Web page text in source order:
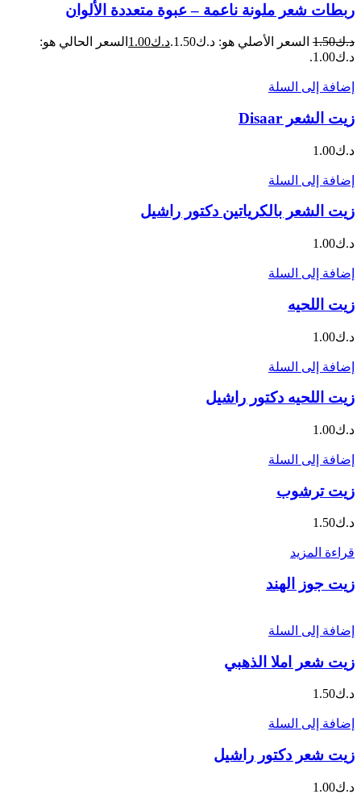
ربطات شعر ملونة ناعمة – عبوة متعددة الألوان
د.ك1.50 السعر الأصلي هو: د.ك1.50. د.ك1.00 السعر الحالي هو:
د.ك1.00.
إضافة إلى السلة
زيت الشعر Disaar
د.ك1.00
إضافة إلى السلة
زيت الشعر بالكرياتين دكتور راشيل
د.ك1.00
إضافة إلى السلة
زيت اللحيه
د.ك1.00
إضافة إلى السلة
زيت اللحيه دكتور راشيل
د.ك1.00
إضافة إلى السلة
زيت ترشوب
د.ك1.50
قراءة المزيد
زيت جوز الهند
إضافة إلى السلة
زيت شعر املا الذهبي
د.ك1.50
إضافة إلى السلة
زيت شعر دكتور راشيل
د.ك1.00